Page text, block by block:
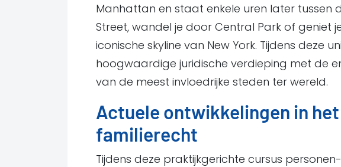
Manhattan en staat enkele uren later tussen
Street, wandel je door Central Park of geniet
iconische skyline van New York. Tijdens deze
hoogwaardige juridische verdieping met de
van de meest invloedrijke steden ter wereld.
Actuele ontwikkelingen in
familierecht
Tijdens deze praktijkgerichte cursus